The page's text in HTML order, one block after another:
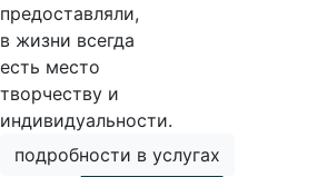
предоставляли,
в жизни всегда
есть место
творчеству и
индивидуальности.
подробности в услугах